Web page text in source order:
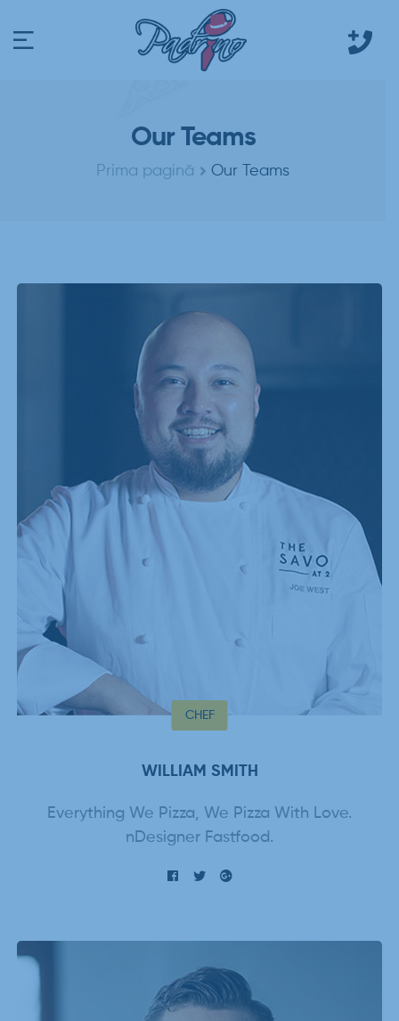
Our Teams
Prima pagină Our Teams
CHEF
WILLIAM SMITH
Everything We Pizza, We Pizza With Love.
nDesigner Fastfood.